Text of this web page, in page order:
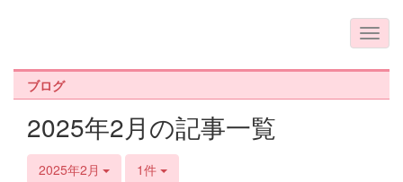
s
ブログ
2025年2月の記事一覧
2025年2月 1件